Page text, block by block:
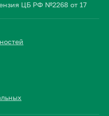
ЦБ РФ №2268 от 17